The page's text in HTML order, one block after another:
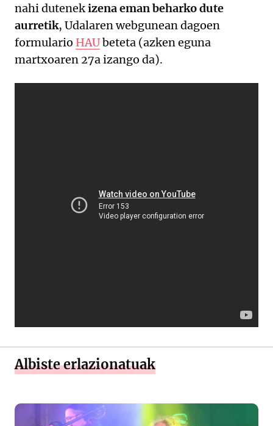
nahi dutenekizena eman beharko dute
aurretik, Udalaren webgunean dagoen
formulario HAUbeteta (azken eguna
martxoaren 27a izango da).
Albiste erlazionatuak